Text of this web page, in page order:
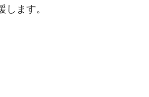
します。